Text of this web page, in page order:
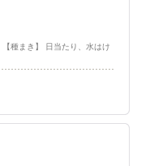
まき】 日当たり、水はけ